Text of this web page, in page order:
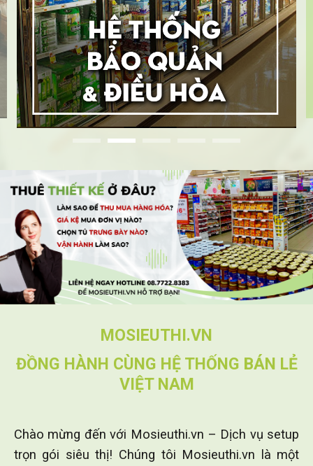
MOSIEUTHI.VN
ĐỒNG HÀNH CÙNG HỆ THỐNG BÁN LẺ
VIỆT NAM
Chào mừng đến với Mosieuthi.vn – Dịch vụ setup
trọn gói siêu thị! Chúng tôi Mosieuthi.vn là một